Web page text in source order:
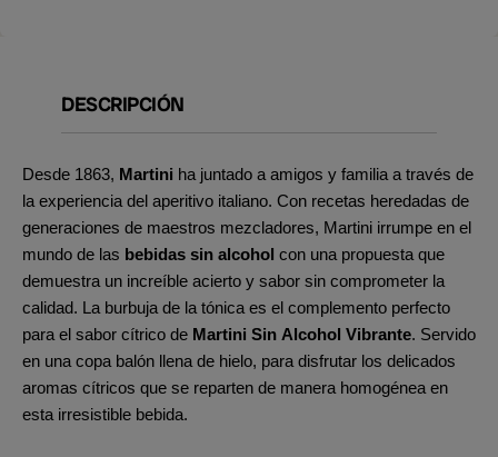
DESCRIPCIÓN
Desde 1863, Martini ha juntado a amigos y familia a través de
la experiencia del aperitivo italiano. Con recetas heredadas de
generaciones de maestros mezcladores, Martini irrumpe en el
mundo de las bebidas sin alcohol con una propuesta que
demuestra un increíble acierto y sabor sin comprometer la
calidad. La burbuja de la tónica es el complemento perfecto
para el sabor cítrico de Martini Sin Alcohol Vibrante. Servido
en una copa balón llena de hielo, para disfrutar los delicados
aromas cítricos que se reparten de manera homogénea en
esta irresistible bebida.